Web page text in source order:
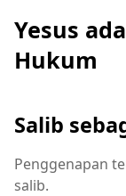
Yesus
Hukum
Salib
Penggenapan
salib.